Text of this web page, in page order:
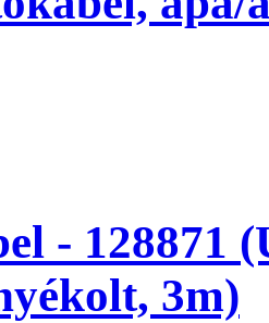
- 128871
3m)